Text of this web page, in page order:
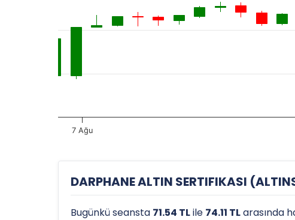
7 Ağu
DARPHANE ALTIN SERTIFIKASI
Bugünkü seansta 71.54 TLile 74.11 TLarasında